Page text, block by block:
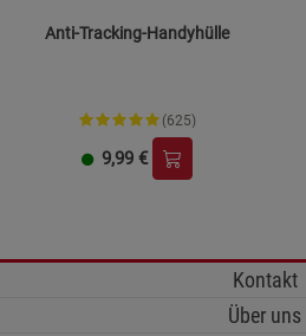
Anti-Tracking-Handyhülle
(625)
9,99 €
Kontakt
Über uns